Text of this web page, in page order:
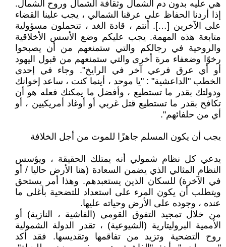
هي عليه بدون دم الشمال وثقافة الشمال وروح الشمال.
إذا أردنا الحفاظ على عرقنا الشمالي ، يجب علينا القضاء
على الآخرين […]. أنتم ، قادة الغد ، تتحملون مسؤولية
متابعة هذه المهمة. يجب عليكم وضع الأسس الأخلاقية
والروحية في رجالكم والتي ستمنعهم من أن يصبحوا
رخوًا وضعفاء مرة أخرى والتي ستمنعهم من قبول اليهود
أو أي عرق فرعي آخر في الرايخ". وجاء في إحدى
الخطب "الداعشية" : "يا موحد ، أينما كنت ، ساعد إخوانك
ودولتك بقدر ما تستطيع ، وأفضل ما يمكنك فعله هو أن
تكافح بقدر ما تستطيع قتل غربي أو أوغاد أمريكيين ، أو
أي من حلفائهم".
يجب أن يكون المسلم جاهزًا للموت من أجل الخلافة
يدعي كل نظام شمولي أنه يمتلك الحقيقة ، ويؤسس
النظام المثالي الذي يضمن السعادة (هنا الأرض حاليا / أو
في الآخرة) للسكان الذين يستعبدهم. وهذا أمر يستحق
ويتطلب أن يكون المرء على استعداد للتضحية بأغلى ما
عنده ، وجوده على الأرض وحياته عليها.
من خلال تمجيد التفوق القومي (الفاشية ، النازية) أو
الأممية البروليتارية (الشيوعية) ، تقدر الدولة الشمولية
روح التضحية وتزيد من تفاقمها وتقديسها. فقد أكد